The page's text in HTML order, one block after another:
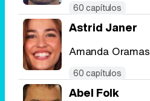
60 capítulos
Astrid Janer
Amanda Oramas
60 capítulos
Abel Folk